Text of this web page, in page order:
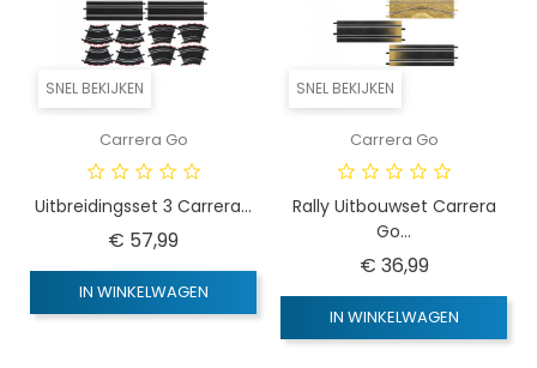
SNEL BEKIJKEN
Carrera Go
Uitbreidingsset 3 Carrera...
€ 57,99Prijs
IN WINKELWAGEN
SNEL BEKIJKEN
Carrera Go
Rally Uitbouwset Carrera
Go...
€ 36,99Prijs
IN WINKELWAGEN